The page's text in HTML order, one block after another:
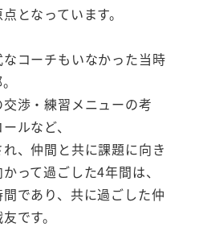
となっています。
コーチもいなかった当時
渉・練習メニューの考
ルなど、
、仲間と共に課題に向き
って過ごした4年間は、
であり、共に過ごした仲
です。